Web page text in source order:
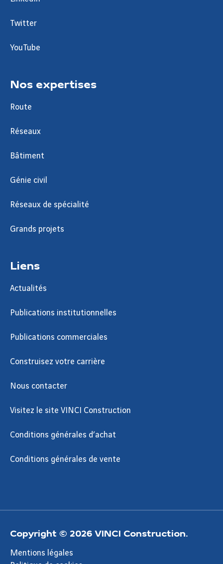
Twitter
YouTube
Nos expertises
Route
Réseaux
Bâtiment
Génie civil
Réseaux de spécialité
Grands projets
Liens
Actualités
Publications institutionnelles
Publications commerciales
Construisez votre carrière
Nous contacter
Visitez le site VINCI Construction
Conditions générales d’achat
Conditions générales de vente
Copyright © 2026 VINCI Construction.
Mentions légales